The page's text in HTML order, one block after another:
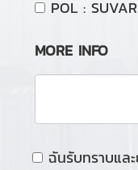
POL :
MORE INFO
ฉันรับทราบแล